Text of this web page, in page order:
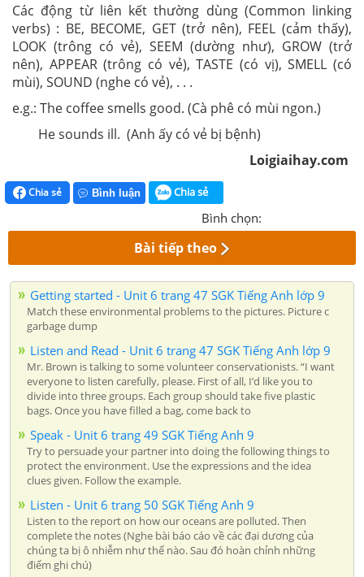
Các động từ liên kết thường dùng (Common linking
verbs) : BE, BECOME, GET (trở nên), FEEL (cảm thấy),
LOOK (trông có vẻ), SEEM (dường như), GROW (trở
nên), APPEAR (trông có vẻ), TASTE (có vị), SMELL (có
mùi), SOUND (nghe có vẻ), . . .
e.g.: The coffee smells good. (Cà phê có mùi ngon.)
He sounds ill. (Anh ấy có vẻ bị bệnh)
Loigiaihay.com
Chia sẻ Bình luận Chia sẻ
Bình chọn:
Bài tiếp theo
Getting started - Unit 6 trang 47 SGK Tiếng Anh lớp 9
Match these environmental problems to the pictures. Picture c
garbage dump
Listen and Read - Unit 6 trang 47 SGK Tiếng Anh lớp 9
Mr. Brown is talking to some volunteer conservationists. “I want
everyone to listen carefully, please. First of all, I’d like you to
divide into three groups. Each group should take five plastic
bags. Once you have filled a bag, come back to
Speak - Unit 6 trang 49 SGK Tiếng Anh 9
Try to persuade your partner into doing the following things to
protect the environment. Use the expressions and the idea
clues given. Follow the example.
Listen - Unit 6 trang 50 SGK Tiếng Anh 9
Listen to the report on how our oceans are polluted. Then
complete the notes (Nghe bài báo cáo về các đại dương của
chúng ta bị ô nhiễm như thế nào. Sau đó hoàn chỉnh những
điểm ghi chú)